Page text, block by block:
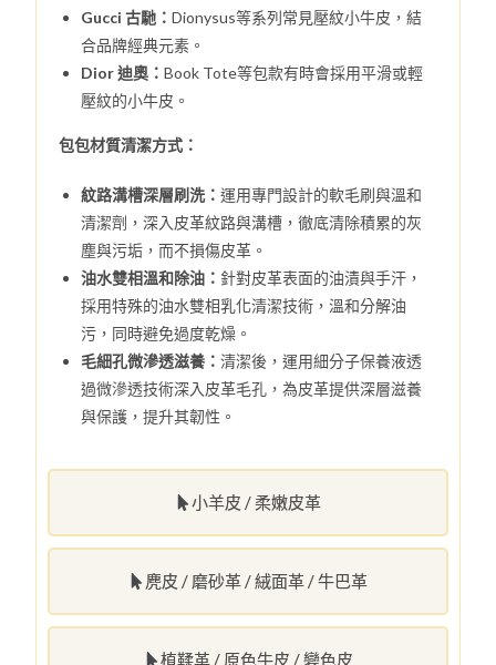
小羊皮 / 柔嫩皮革
麂皮 / 磨砂革 / 絨面革 / 牛巴革
植鞣革 / 原色牛皮 / 變色皮
Gucci 古馳：Dionysus等系列常見壓紋小牛皮，結
合品牌經典元素。
Dior 迪奧：Book Tote等包款有時會採用平滑或輕
壓紋的小牛皮。
包包材質清潔方式：
紋路溝槽深層刷洗：運用專門設計的軟毛刷與溫和
清潔劑，深入皮革紋路與溝槽，徹底清除積累的灰
塵與污垢，而不損傷皮革。
油水雙相溫和除油： 針對皮革表面的油漬與手汗，
採用特殊的油水雙相乳化清潔技術，溫和分解油
污，同時避免過度乾燥。
毛細孔微滲透滋養：清潔後，運用細分子保養液透
過微滲透技術深入皮革毛孔，為皮革提供深層滋養
與保護，提升其韌性。